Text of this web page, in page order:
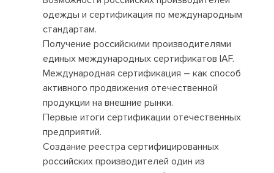
одежды и сертификация по международным
стандартам.
Получение российскими производителями
единых международных сертификатов IAF.
Международная сертификация – как способ
активного продвижения отечественной
продукции на внешние рынки.
Первые итоги сертификации отечественных
предприятий.
Создание реестра сертифицированных
российских производителей один из